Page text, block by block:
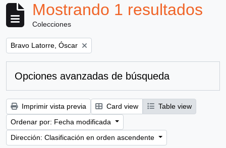
Mostrando 1 resultados
Colecciones
Remove filter:
Bravo Latorre, Óscar
Opciones avanzadas de búsqueda
Imprimir vista previa Card view
Table view
Ordenar por: Fecha modificada
Dirección: Clasificación en orden ascendente